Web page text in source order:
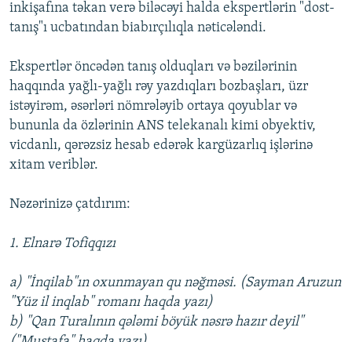
inkişafına təkan verə biləcəyi halda ekspertlərin "dost-
tanış"ı ucbatından biabırçılıqla nəticələndi.
Ekspertlər öncədən tanış olduqları və bəzilərinin
haqqında yağlı-yağlı rəy yazdıqları bozbaşları, üzr
istəyirəm, əsərləri nömrələyib ortaya qoyublar və
bununla da özlərinin ANS telekanalı kimi obyektiv,
vicdanlı, qərəzsiz hesab edərək kargüzarlıq işlərinə
xitam veriblər.
Nəzərinizə çatdırım:
1. Elnarə Tofiqqızı
a) "İnqilab"ın oxunmayan qu nəğməsi. (Sayman Aruzun
"Yüz il inqlab" romanı haqda yazı)
b) "Qan Turalının qələmi böyük nəsrə hazır deyil"